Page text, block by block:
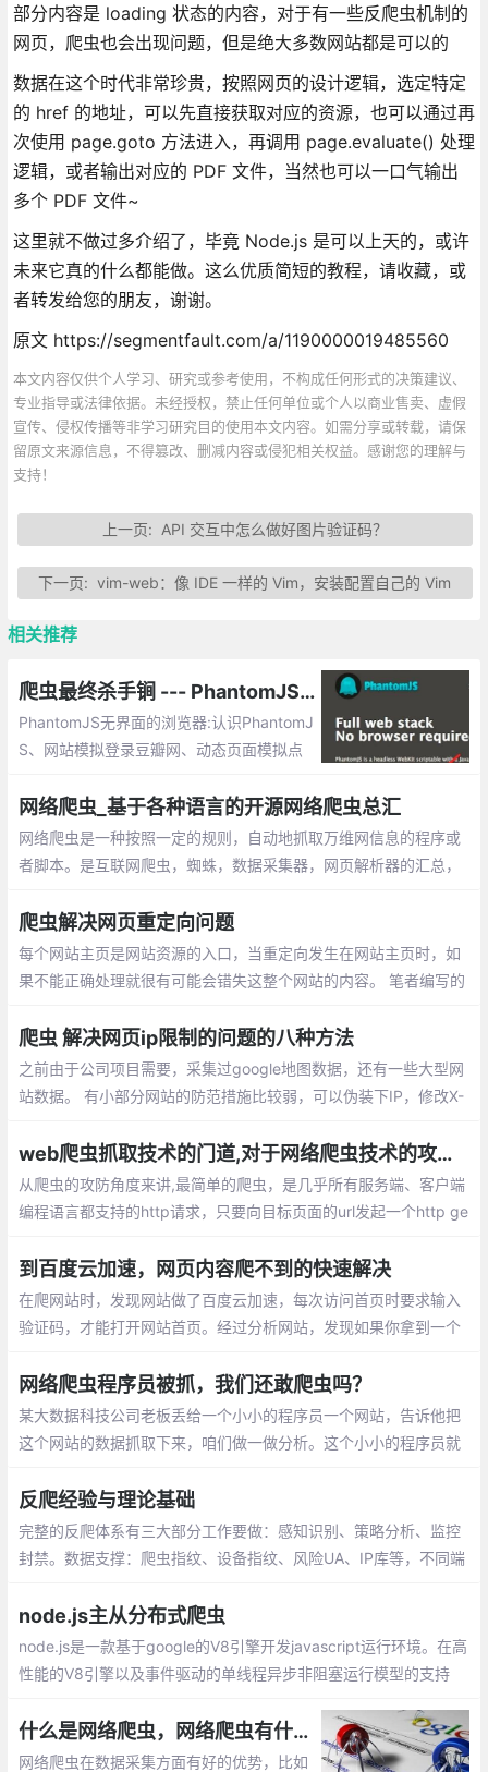
部分内容是 loading 状态的内容，对于有一些反爬虫机制的
网页，爬虫也会出现问题，但是绝大多数网站都是可以的
数据在这个时代非常珍贵，按照网页的设计逻辑，选定特定
的 href 的地址，可以先直接获取对应的资源，也可以通过再
次使用 page.goto 方法进入，再调用 page.evaluate() 处理
逻辑，或者输出对应的 PDF 文件，当然也可以一口气输出
多个 PDF 文件~
这里就不做过多介绍了，毕竟 Node.js 是可以上天的，或许
未来它真的什么都能做。这么优质简短的教程，请收藏，或
者转发给您的朋友，谢谢。
原文 https://segmentfault.com/a/1190000019485560
本文内容仅供个人学习、研究或参考使用，不构成任何形式的决策建议、
专业指导或法律依据。未经授权，禁止任何单位或个人以商业售卖、虚假
宣传、侵权传播等非学习研究目的使用本文内容。如需分享或转载，请保
留原文来源信息，不得篡改、删减内容或侵犯相关权益。感谢您的理解与
支持！
上一页: API 交互中怎么做好图片验证码？
下一页:vim-web：像 IDE 一样的 Vim，安装配置自己的 Vim
相关推荐
爬虫最终杀手锏 --- PhantomJS 详解（附案例）
PhantomJS无界面的浏览器:认识PhantomJ
S、网站模拟登录豆瓣网、动态页面模拟点
aScript代码、模拟最新无界面浏览器...
网络爬虫_基于各种语言的开源网络爬虫总汇
网络爬虫是一种按照一定的规则，自动地抓取万维网信息的程序或
者脚本。是互联网爬虫，蜘蛛，数据采集器，网页解析器的汇总，
爬虫解决网页重定向问题
每个网站主页是网站资源的入口，当重定向发生在网站主页时，如
果不能正确处理就很有可能会错失这整个网站的内容。 笔者编写的
爬虫 解决网页ip限制的问题的八种方法
之前由于公司项目需要，采集过google地图数据，还有一些大型网
站数据。 有小部分网站的防范措施比较弱，可以伪装下IP，修改X-
轮换 ,使用代理 ip 和轮换
web爬虫抓取技术的门道,对于网络爬虫技术的攻与防
从爬虫的攻防角度来讲,最简单的爬虫，是几乎所有服务端、客户端
编程语言都支持的http请求，只要向目标页面的url发起一个http ge
们称之为“同步页”。
到百度云加速，网页内容爬不到的快速解决
在爬网站时，发现网站做了百度云加速，每次访问首页时要求输入
验证码，才能打开网站首页。经过分析网站，发现如果你拿到一个
验证输入
网络爬虫程序员被抓，我们还敢爬虫吗？
某大数据科技公司老板丢给一个小小的程序员一个网站，告诉他把
这个网站的数据抓取下来，咱们做一做分析。这个小小的程序员就
常的把这个网站的数据给抓取下来
反爬经验与理论基础
完整的反爬体系有三大部分工作要做：感知识别、策略分析、监控
封禁。数据支撑：爬虫指纹、设备指纹、风险UA、IP库等，不同端
node.js主从分布式爬虫
node.js是一款基于google的V8引擎开发javascript运行环境。在高
性能的V8引擎以及事件驱动的单线程异步非阻塞运行模型的支持
代理的情况下实现很高的业务并发量。
什么是网络爬虫，网络爬虫有什么用？
网络爬虫在数据采集方面有好的优势，比如